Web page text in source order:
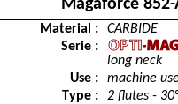
Magaforce 852-
Material :
CARBIDE
Serie :
long neck
Use :
machine
Type :
2 flutes -